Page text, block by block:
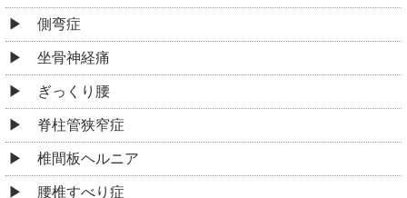
側弯症
坐骨神経痛
ぎっくり腰
脊柱管狭窄症
椎間板ヘルニア
腰椎すべり症